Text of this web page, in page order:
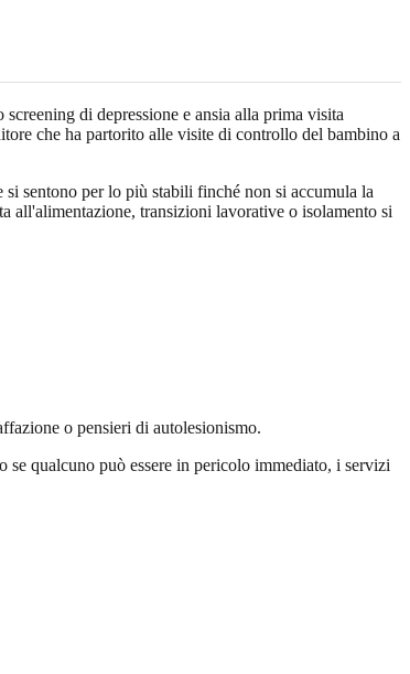
di depressione e ansia alla prima visita
che ha partorito alle visite di controllo del bambino a
sentono per lo più stabili finché non si accumula la
all'alimentazione, transizioni lavorative o isolamento si
o pensieri di autolesionismo.
qualcuno può essere in pericolo immediato, i servizi